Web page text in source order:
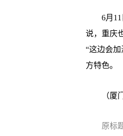
6月11日
说，重庆
“这边会
方特色。
（厦
原标